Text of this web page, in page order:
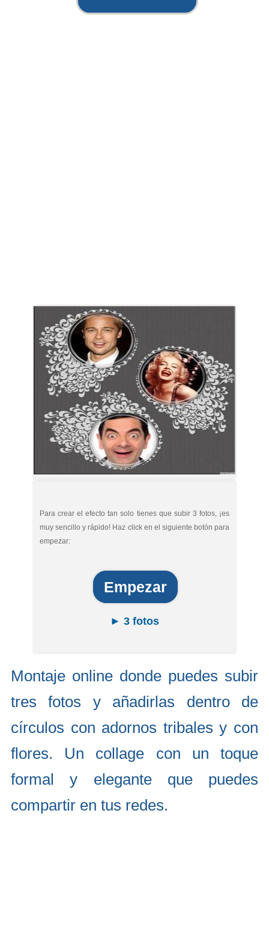
Para crear el efecto tan solo tienes que subir 3 fotos, ¡es
muy sencillo y rápido! Haz click en el siguiente botón para
empezar:
Empezar
► 3 fotos
Montaje online donde puedes subir
tres fotos y añadirlas dentro de
círculos con adornos tribales y con
flores. Un collage con un toque
formal y elegante que puedes
compartir en tus redes.